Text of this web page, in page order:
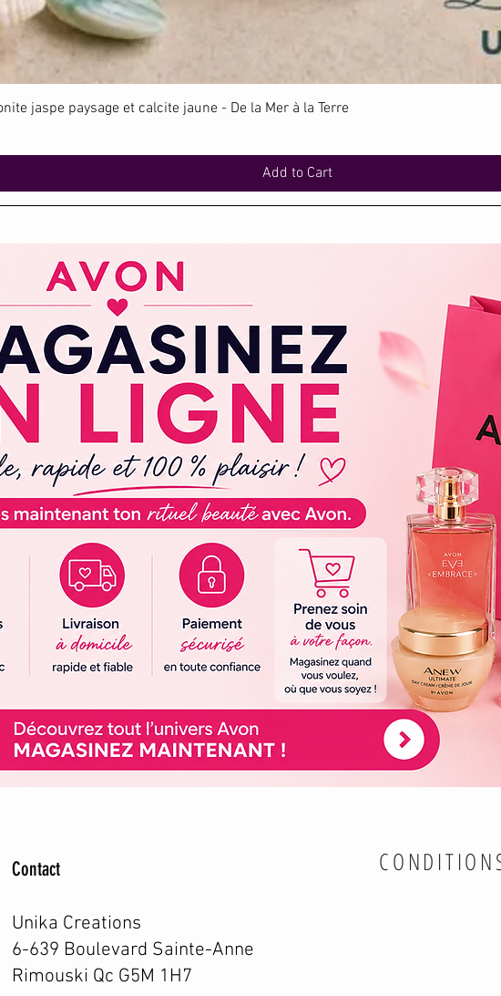
Quick View
jaspe paysage et calcite jaune - De la Mer à la Terre
Add to Cart
Contact
Unika Creations
6-639 Boulevard Sainte-Anne
Rimouski Qc G5M 1H7